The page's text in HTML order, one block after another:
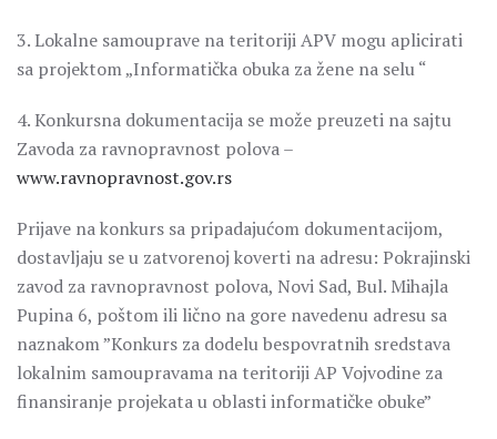
3. Lokalne samouprave na teritoriji APV mogu aplicirati
sa projektom „Informatička obuka za žene na selu “
4. Konkursna dokumentacija se može preuzeti na sajtu
Zavoda za ravnopravnost polova –
www.ravnopravnost.gov.rs
Prijave na konkurs sa pripadajućom dokumentacijom,
dostavljaju se u zatvorenoj koverti na adresu: Pokrajinski
zavod za ravnopravnost polova, Novi Sad, Bul. Mihajla
Pupina 6, poštom ili lično na gore navedenu adresu sa
naznakom ”Konkurs za dodelu bespovratnih sredstava
lokalnim samoupravama na teritoriji AP Vojvodine za
finansiranje projekata u oblasti informatičke obuke”